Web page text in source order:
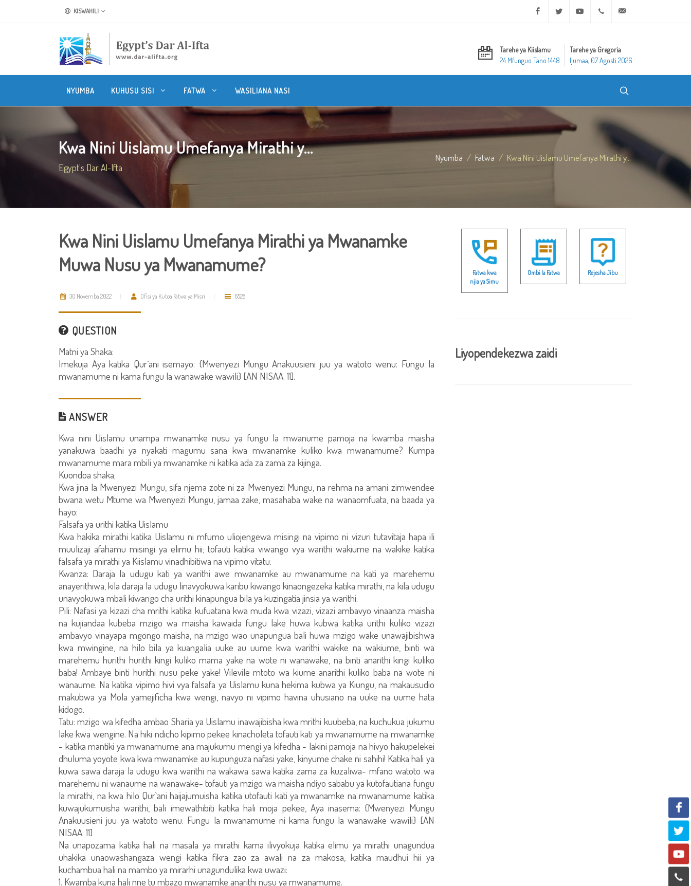
KISWAHILI Facebook Twitter Youtube +20 2 25970400
Tarehe ya Kiislamu
24 Mfunguo Tano 1448
Tarehe ya Gregoria
Ijumaa, 07 Agosti 2026
NYUMBA KUHUSU SISI FATWA WASILIANA NASI
Kwa Nini Uislamu Umefanya Mirathi y...
Egypt's Dar Al-Ifta
Nyumba Fatwa Kwa Nini Uislamu Umefanya Mirathi y...
Kwa Nini Uislamu Umefanya Mirathi ya Mwanamke
Muwa Nusu ya Mwanamume?
30 Novemba 2022 Ofisi ya Kutoa Fatwa ya Misri 6528
QUESTION
Matni ya Shaka:
Imekuja Aya katika Qur`ani isemayo: {Mwenyezi Mungu Anakuusieni juu ya watoto wenu: Fungu la
mwanamume ni kama fungu la wanawake wawili} [AN NISAA: 11].
ANSWER
Kwa nini Uislamu unampa mwanamke nusu ya fungu la mwanume pamoja na kwamba maisha
yanakuwa baadhi ya nyakati magumu sana kwa mwanamke kuliko kwa mwanamume? Kumpa
mwanamume mara mbili ya mwanamke ni katika ada za zama za kijinga.
Kuondoa shaka;
Kwa jina la Mwenyezi Mungu, sifa njema zote ni za Mwenyezi Mungu, na rehma na amani zimwendee
bwana wetu Mtume wa Mwenyezi Mungu, jamaa zake, masahaba wake na wanaomfuata, na baada ya
hayo:
Falsafa ya urithi katika Uislamu
Kwa hakika mirathi katika Uislamu ni mfumo uliojengewa misingi na vipimo ni vizuri tutavitaja hapa ili
muulizaji afahamu misingi ya elimu hii; tofauti katika viwango vya warithi wakiume na wakike katika
falsafa ya mirathi ya Kiislamu vinadhibitiwa na vipimo vitatu:
Kwanza: Daraja la udugu kati ya warithi awe mwanamke au mwanamume na kati ya marehemu
anayerithiwa, kila daraja la udugu linavyokuwa karibu kiwango kinaongezeka katika mirathi, na kila udugu
unavyokuwa mbali kiwango cha urithi kinapungua bila ya kuzingatia jinsia ya warithi.
Pili: Nafasi ya kizazi cha mrithi katika kufuatana kwa muda kwa vizazi, vizazi ambavyo vinaanza maisha
na kujiandaa kubeba mzigo wa maisha kawaida fungu lake huwa kubwa katika urithi kuliko vizazi
ambavyo vinayapa mgongo maisha, na mzigo wao unapungua bali huwa mzigo wake unawajibishwa
kwa mwingine, na hilo bila ya kuangalia uuke au uume kwa warithi wakike na wakiume, binti wa
marehemu hurithi hurithi kingi kuliko mama yake na wote ni wanawake, na binti anarithi kingi kuliko
baba! Ambaye binti hurithi nusu peke yake! Vilevile mtoto wa kiume anarithi kuliko baba na wote ni
wanaume. Na katika vipimo hivi vya falsafa ya Uislamu kuna hekima kubwa ya Kiungu, na makausudio
makubwa ya Mola yamejificha kwa wengi, navyo ni vipimo havina uhusiano na uuke na uume hata
kidogo.
Tatu: mzigo wa kifedha ambao Sharia ya Uislamu inawajibisha kwa mrithi kuubeba, na kuchukua jukumu
lake kwa wengine. Na hiki ndicho kipimo pekee kinacholeta tofauti kati ya mwanamume na mwanamke
- katika mantiki ya mwanamume ana majukumu mengi ya kifedha - lakini pamoja na hivyo hakupelekei
dhuluma yoyote kwa kwa mwanamke au kupunguza nafasi yake, kinyume chake ni sahihi! Katika hali ya
kuwa sawa daraja la udugu kwa warithi na wakawa sawa katika zama za kuzaliwa- mfano watoto wa
marehemu ni wanaume na wanawake- tofauti ya mzigo wa maisha ndiyo sababu ya kutofautiana fungu
la mirathi, na kwa hilo Qur`ani haijajumuisha katika utofauti kati ya mwanamke na mwanamume katika
kuwajukumuisha warithi, bali imewathibiti katika hali moja pekee, Aya inasema: {Mwenyezi Mungu
Anakuusieni juu ya watoto wenu: Fungu la mwanamume ni kama fungu la wanawake wawili} [AN
NISAA: 11]
Na unapozama katika hali na masala ya mirathi kama ilivyokuja katika elimu ya mirathi unagundua
uhakika unaowashangaza wengi katika fikra zao za awali na za makosa, katika maudhui hii ya
kuchambua hali na mambo ya mirarhi unagundulika kwa uwazi:
1. Kwamba kuna hali nne tu mbazo mwanamke anarithi nusu ya mwanamume.
Fatwa kwa
njia ya Simu
Ombi la Fatwa Rejesha Jibu
Liyopendekezwa zaidi